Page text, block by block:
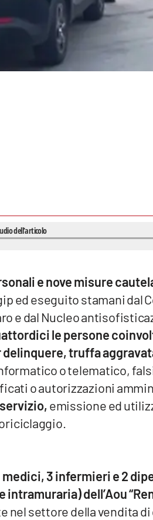
e nove misure
ed eseguito stamani dal
e dal Nucleo
le persone
truffa
o telematico,
o autorizzazioni
emissione ed
3 infermieri e 2
dell’Aou
nel settore della vendita